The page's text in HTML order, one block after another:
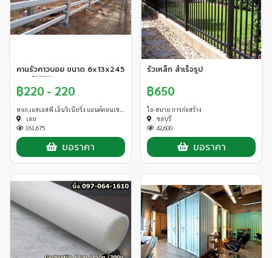
แผ่นหลังคา
• Trimdek 760 ความหนา 0.40mm. TCT
• เคลือบผิวด้วยZINCALUME หรือ Clean Colorbond ในกรณีเป็นแผ่นหลังคา
คานรั้วคาวบอย ขนาด 6x13x245
cm. ลบมุม
฿220 - 220
เลย
161,675
ขอราคา
รั้วเหล็ก สำเร็จรูป
฿650
ไอ-สบาย การก่อสร้าง
ชลบุรี
42,600
ขอราคา